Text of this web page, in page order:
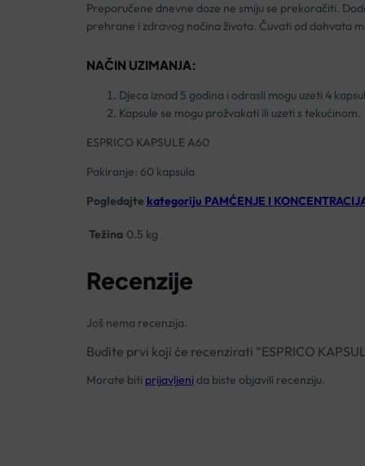
Preporučene dnevne doze ne smiju se prekoračiti.
prehrane i zdravog načina života. Čuvati od dohvata
NAČIN UZIMANJA:
Djeca iznad 5 godina i odrasli mogu uzeti 4
Kapsule se mogu prožvakati ili uzeti s tekućinom.
ESPRICO KAPSULE A60
Pakiranje: 60 kapsula
Pogledajte kategoriju PAMĆENJE I
Težina 0.5 kg
Recenzije
Još nema recenzija.
Budite prvi koji će recenzirati “ESPRICO
Morate biti prijavljeni da biste objavili recenziju.